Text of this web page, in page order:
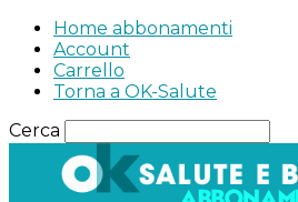
Home abbonamenti
Account
Carrello
Torna a OK-Salute
Cerca